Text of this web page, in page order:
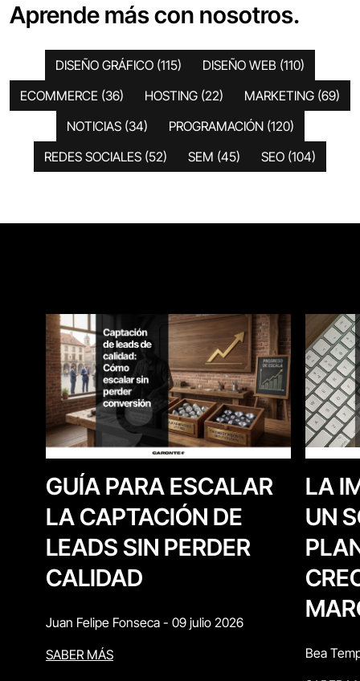
Aprende más con nosotros.
DISEÑO GRÁFICO (115) DISEÑO WEB (110)
ECOMMERCE (36) HOSTING (22) MARKETING (69)
NOTICIAS (34) PROGRAMACIÓN (120)
REDES SOCIALES (52) SEM (45) SEO (104)
GUÍA PARA ESCALAR
LA CAPTACIÓN DE
LEADS SIN PERDER
CALIDAD
Juan Felipe Fonseca - 09 julio 2026
SABER MÁS
LA
UN
Bea